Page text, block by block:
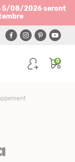
5/08/2026 seront
0